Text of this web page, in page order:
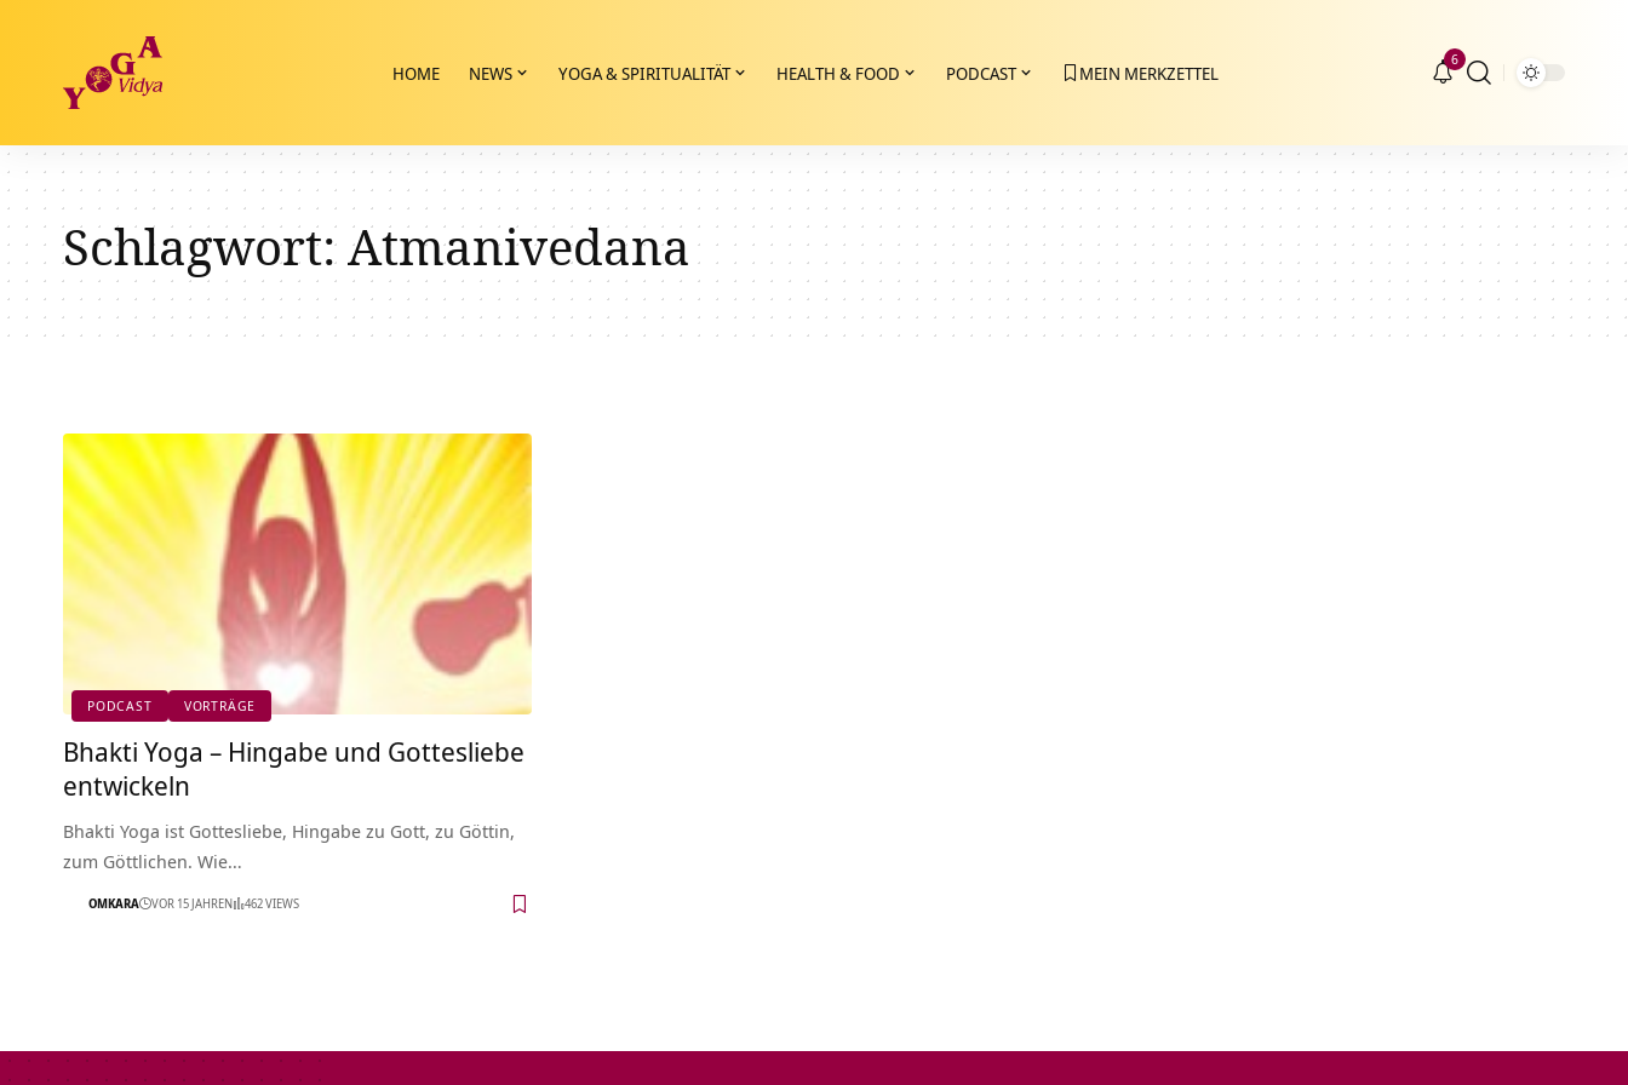
HOME NEWS YOGA & SPIRITUALITÄT HEALTH & FOOD PODCAST MEIN MERKZETTEL
6
Schlagwort:Atmanivedana
PODCAST VORTRÄGE
Bhakti Yoga – Hingabe und Gottesliebe
entwickeln
Bhakti Yoga ist Gottesliebe, Hingabe zu Gott, zu Göttin,
zum Göttlichen. Wie…
OMKARA VOR 15 JAHREN 462 VIEWS